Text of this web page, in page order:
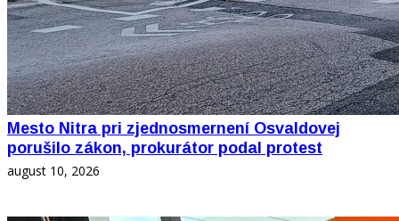
Mesto Nitra pri zjednosmernení Osvaldovej
porušilo zákon, prokurátor podal protest
august 10, 2026